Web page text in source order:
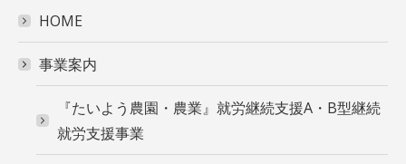
HOME
事業案内
『たいよう農園・農業』就労継続支援A・B型継続
就労支援事業